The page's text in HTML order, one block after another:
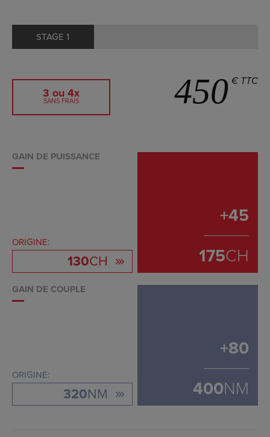
STAGE 1
3 ou 4x
SANS FRAIS 450 € TTC
GAIN DE PUISSANCE
ORIGINE:
130CH
+45
175CH
GAIN DE COUPLE
ORIGINE:
320NM
+80
400NM